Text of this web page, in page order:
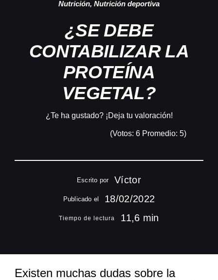
Nutrición, Nutrición deportiva
¿SE DEBE
CONTABILIZAR LA
PROTEÍNA
VEGETAL?
¿Te ha gustado? ¡Deja tu valoración!
(Votos: 6Promedio: 5)
Escrito por Víctor
Publicado el 18/02/2022
Tiempo de lectura 11,6 min
Existen muchas dudas sobre la